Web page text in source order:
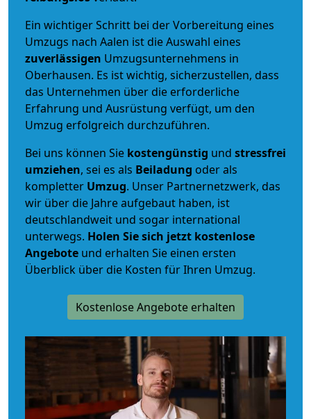
Ein wichtiger Schritt bei der Vorbereitung eines
Umzugs nach Aalen ist die Auswahl eines
zuverlässigen Umzugsunternehmens in
Oberhausen. Es ist wichtig, sicherzustellen, dass
das Unternehmen über die erforderliche
Erfahrung und Ausrüstung verfügt, um den
Umzug erfolgreich durchzuführen.
Bei uns können Sie kostengünstig und stressfrei
umziehen, sei es als Beiladung oder als
kompletter Umzug. Unser Partnernetzwerk, das
wir über die Jahre aufgebaut haben, ist
deutschlandweit und sogar international
unterwegs. Holen Sie sich jetzt kostenlose
Angebote und erhalten Sie einen ersten
Überblick über die Kosten für Ihren Umzug.
Kostenlose Angebote erhalten